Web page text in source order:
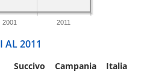
2001 2011
AL 2011
Succivo Campania Italia